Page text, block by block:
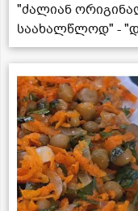
"ძალიან
საახალწლოდ" -